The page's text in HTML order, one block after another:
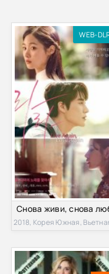
WEB-
2018, Корея Южная,